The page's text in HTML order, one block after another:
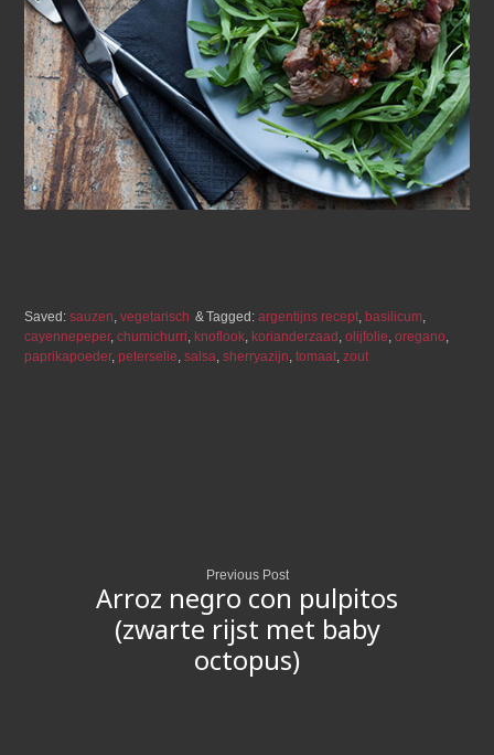
Saved:sauzen ,vegetarisch Tagged:argentijns recept ,basilicum
cayennepeper,chumichurri ,knoflook ,korianderzaad ,olijfolie ,oregano
paprikapoeder,peterselie ,salsa ,sherryazijn ,tomaat ,zout
Previous Post
Arroz negro con pulpitos
(zwarte rijst met baby
octopus)